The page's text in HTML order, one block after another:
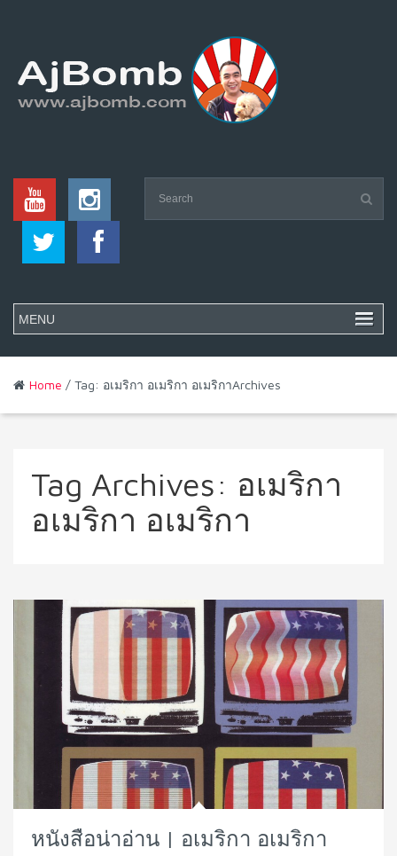
Home / Tag: อเมริกา อเมริกา อเมริกาArchives
Tag Archives: อเมริกา
อเมริกา อเมริกา
หนังสือน่าอ่าน | อเมริกา อเมริกา